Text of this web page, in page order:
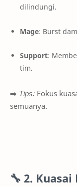
dilindungi.
Mage: Burst
Support:
tim.
➡️ Tips: Fokus
semuanya.
🔧 2.